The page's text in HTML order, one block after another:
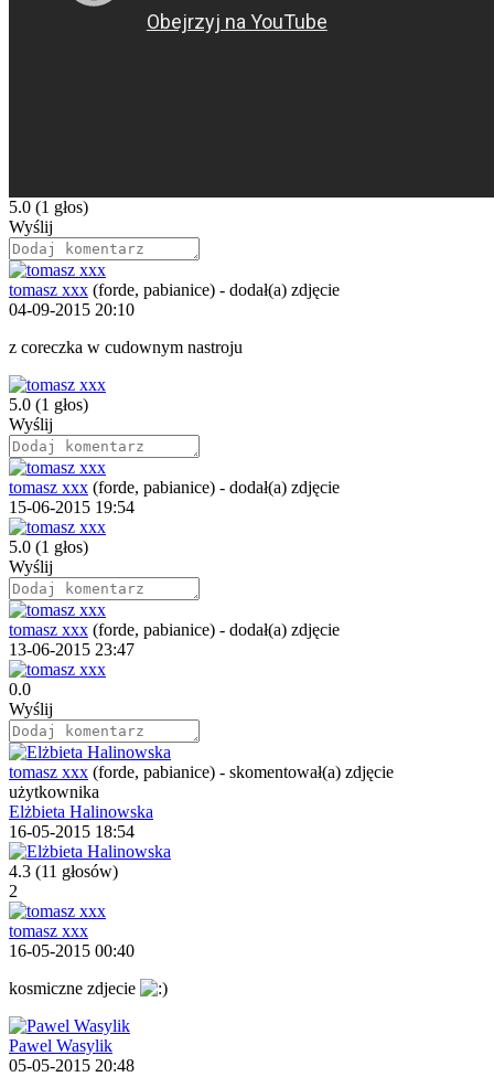
5.0 (1 głos)
Wyślij
tomasz xxx (forde, pabianice) - dodał(a) zdjęcie
04-09-2015 20:10
z coreczka w cudownym nastroju
5.0 (1 głos)
Wyślij
tomasz xxx (forde, pabianice) - dodał(a) zdjęcie
15-06-2015 19:54
5.0 (1 głos)
Wyślij
tomasz xxx (forde, pabianice) - dodał(a) zdjęcie
13-06-2015 23:47
0.0
Wyślij
tomasz xxx (forde, pabianice) - skomentował(a) zdjęcie
użytkownika
Elżbieta Halinowska
16-05-2015 18:54
4.3 (11 głosów)
2
tomasz xxx
16-05-2015 00:40
kosmiczne zdjecie
Pawel Wasylik
05-05-2015 20:48